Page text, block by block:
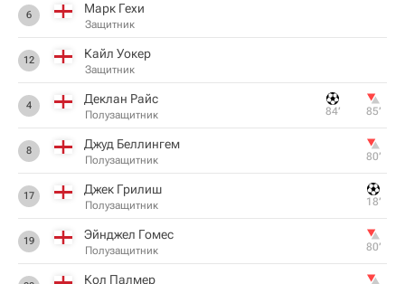
6 Марк Гехи
Защитник
12 Кайл Уокер
Защитник
4 Деклан Райс
Полузащитник 84‎’‎ 85‎’‎
8 Джуд Беллингем
Полузащитник 80‎’‎
17 Джек Грилиш
Полузащитник 18‎’‎
19 Эйнджел Гомес
Полузащитник 80‎’‎
Кол Палмер